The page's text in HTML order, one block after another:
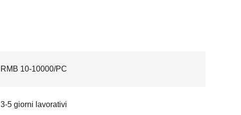
RMB 10-10000/PC
3-5 giorni lavorativi